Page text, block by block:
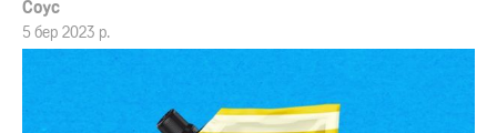
Соус
5 бер 2023 р.